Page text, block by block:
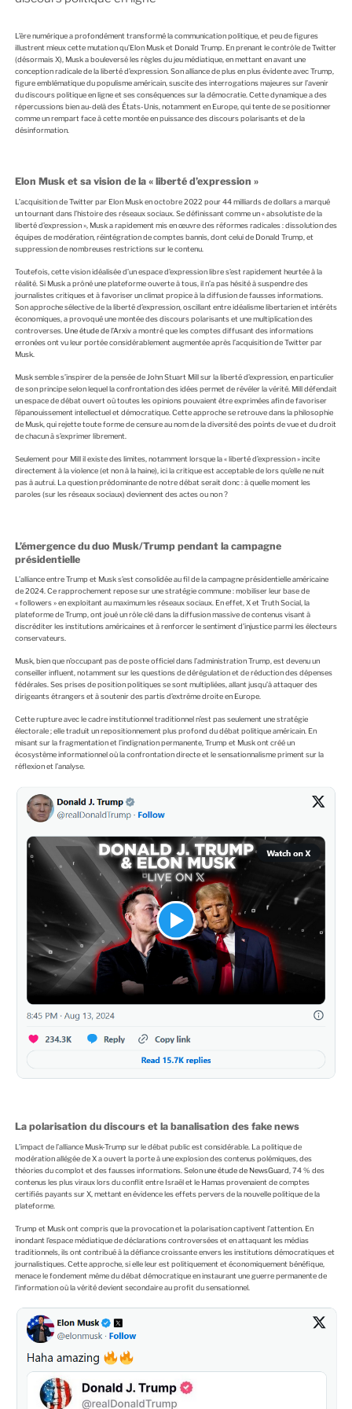
I
L’ère numérique a profondément transformé la communication politique, et peu de figures
illustrent mieux cette mutation qu’Elon Musk et Donald Trump. En prenant le contrôle de Twitter
(désormais X), Musk a bouleversé les règles du jeu médiatique, en mettant en avant une
conception radicale de la liberté d’expression. Son alliance de plus en plus évidente avec Trump,
figure emblématique du populisme américain, suscite des interrogations majeures sur l’avenir
du discours politique en ligne et ses conséquences sur la démocratie. Cette dynamique a des
répercussions bien au-delà des États-Unis, notamment en Europe, qui tente de se positionner
comme un rempart face à cette montée en puissance des discours polarisants et de la
désinformation.
Elon Musk et sa vision de la « liberté d’expression »
L’acquisition de Twitter par Elon Musk en octobre 2022 pour 44 milliards de dollars a marqué
un tournant dans l’histoire des réseaux sociaux. Se définissant comme un « absolutiste de la
liberté d’expression », Musk a rapidement mis en œuvre des réformes radicales : dissolution des
équipes de modération, réintégration de comptes bannis, dont celui de Donald Trump, et
suppression de nombreuses restrictions sur le contenu.
Toutefois, cette vision idéalisée d’un espace d’expression libre s’est rapidement heurtée à la
réalité. Si Musk a prôné une plateforme ouverte à tous, il n’a pas hésité à suspendre des
journalistes critiques et à favoriser un climat propice à la diffusion de fausses informations.
Son approche sélective de la liberté d’expression, oscillant entre idéalisme libertarien et intérêts
économiques, a provoqué une montée des discours polarisants et une multiplication des
controverses. Une étude de l’Arxiva montré que les comptes diffusant des informations
erronées ont vu leur portée considérablement augmentée après l’acquisition de Twitter par
Musk.
Musk semble s’inspirer de la pensée de John Stuart Mill sur la liberté d’expression, en particulier
de son principe selon lequel la confrontation des idées permet de révéler la vérité. Mill défendait
un espace de débat ouvert où toutes les opinions pouvaient être exprimées afin de favoriser
l’épanouissement intellectuel et démocratique. Cette approche se retrouve dans la philosophie
de Musk, qui rejette toute forme de censure au nom de la diversité des points de vue et du droit
de chacun à s’exprimer librement.
Seulement pour Mill il existe des limites, notamment lorsque la « liberté d’expression » incite
directement à la violence (et non à la haine), ici la critique est acceptable de lors qu’elle ne nuit
pas à autrui. La question prédominante de notre débat serait donc : à quelle moment les
paroles (sur les réseaux sociaux) deviennent des actes ou non ?
L’émergence du duo Musk/Trump pendant la campagne
présidentielle
L’alliance entre Trump et Musk s’est consolidée au fil de la campagne présidentielle américaine
de 2024. Ce rapprochement repose sur une stratégie commune : mobiliser leur base de
« followers » en exploitant au maximum les réseaux sociaux. En effet, X et Truth Social, la
plateforme de Trump, ont joué un rôle clé dans la diffusion massive de contenus visant à
discréditer les institutions américaines et à renforcer le sentiment d’injustice parmi les électeurs
conservateurs.
Musk, bien que n’occupant pas de poste officiel dans l’administration Trump, est devenu un
conseiller influent, notamment sur les questions de dérégulation et de réduction des dépenses
fédérales. Ses prises de position politiques se sont multipliées, allant jusqu’à attaquer des
dirigeants étrangers et à soutenir des partis d’extrême droite en Europe.
Cette rupture avec le cadre institutionnel traditionnel n’est pas seulement une stratégie
électorale ; elle traduit un repositionnement plus profond du débat politique américain. En
misant sur la fragmentation et l’indignation permanente, Trump et Musk ont créé un
écosystème informationnel où la confrontation directe et le sensationnalisme priment sur la
réflexion et l’analyse.
La polarisation du discours et la banalisation des fake news
L’impact de l’alliance Musk-Trump sur le débat public est considérable. La politique de
modération allégée de X a ouvert la porte à une explosion des contenus polémiques, des
théories du complot et des fausses informations. Selonune étude de NewsGuard , 74 % des
contenus les plus viraux lors du conflit entre Israël et le Hamas provenaient de comptes
certifiés payants sur X, mettant en évidence les effets pervers de la nouvelle politique de la
plateforme.
Trump et Musk ont compris que la provocation et la polarisation captivent l’attention. En
inondant l’espace médiatique de déclarations controversées et en attaquant les médias
traditionnels, ils ont contribué à la défiance croissante envers les institutions démocratiques et
journalistiques. Cette approche, si elle leur est politiquement et économiquement bénéfique,
menace le fondement même du débat démocratique en instaurant une guerre permanente de
l’information où la vérité devient secondaire au profit du sensationnel.